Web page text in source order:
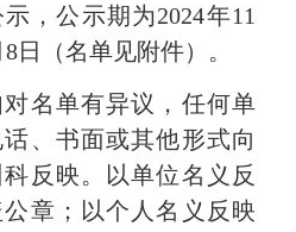
，公示期为2024年11
日（名单见附件）。
名单有异议，任何单
、书面或其他形式向
反映。以单位名义反
章；以个人名义反映